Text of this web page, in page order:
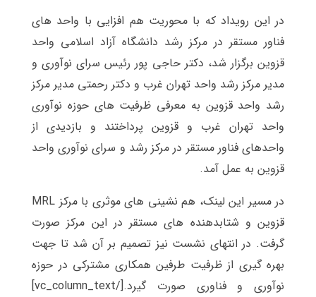
در این رویداد که با محوریت هم افزایی با واحد های
فناور مستقر در مرکز رشد دانشگاه آزاد اسلامی واحد
قزوین برگزار شد، دکتر حاجی پور رئیس سرای نوآوری و
مدیر مرکز رشد واحد تهران غرب و دکتر رحمتی مدیر مرکز
رشد واحد قزوین به معرفی ظرفیت های حوزه نوآوری
واحد تهران غرب و قزوین پرداختند و بازدیدی از
واحدهای فناور مستقر در مرکز رشد و سرای نوآوری واحد
قزوین به عمل آمد.
در مسیر این لینک، هم نشینی های موثری با مرکز MRL
قزوین و شتابدهنده های مستقر در این مرکز صورت
گرفت. در انتهای نشست نیز تصمیم بر آن شد تا جهت
بهره گیری از ظرفیت طرفین همکاری مشترکی در حوزه
نوآوری و فناوری صورت گیرد.[/vc_column_text]